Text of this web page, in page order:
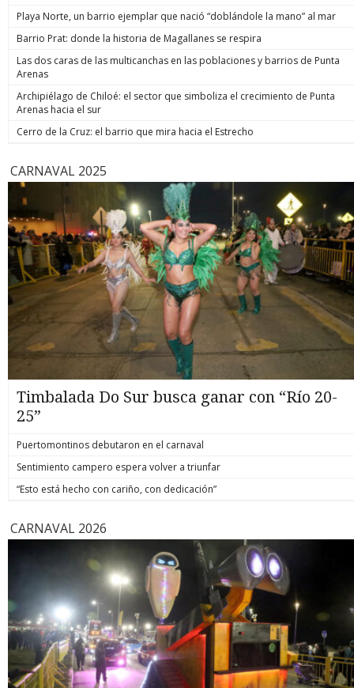
de estos
hoy está
todos los
anunció
Playa Norte, un barrio ejemplar que nació “doblándole la mano” al mar
Barrio Prat: donde la historia de Magallanes se respira
Las dos caras de las multicanchas en las poblaciones y barrios de Punta
Arenas
Archipiélago de Chiloé: el sector que simboliza el crecimiento de Punta
Arenas hacia el sur
Cerro de la Cruz: el barrio que mira hacia el Estrecho
CARNAVAL 2025
Timbalada Do Sur busca ganar con “Río 20-
25”
Puertomontinos debutaron en el carnaval
Sentimiento campero espera volver a triunfar
“Esto está hecho con cariño, con dedicación”
CARNAVAL 2026